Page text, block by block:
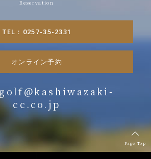
TEL：0257-35-2331
オンライン予約
cc.co.jp
Page Top